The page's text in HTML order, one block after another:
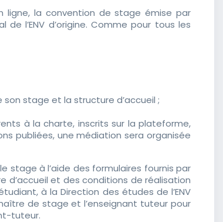
ligne, la convention de stage émise par
l’ENV d’origine. Comme pour tous les
stage et la structure d’accueil ;
à la charte, inscrits sur la plateforme,
publiées, une médiation sera organisée
stage à l’aide des formulaires fournis par
d’accueil et des conditions de réalisation
à la Direction des études de l’ENV
de stage et l’enseignant tuteur pour
tuteur.